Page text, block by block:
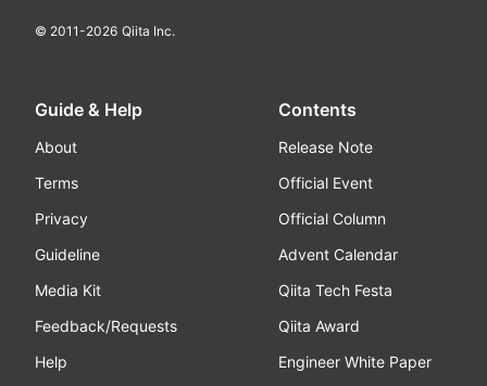
© 2011-2026 Qiita Inc.
Guide & Help
About
Terms
Privacy
Guideline
Media Kit
Feedback/Requests
Help
Contents
Release Note
Official Event
Official Column
Advent Calendar
Qiita Tech Festa
Qiita Award
Engineer White Paper